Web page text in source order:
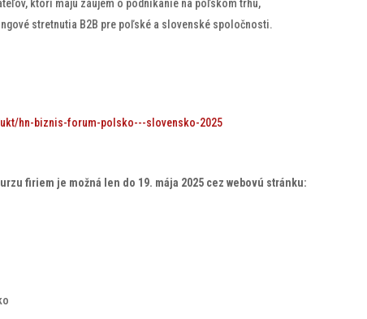
ktorí majú záujem o podnikanie na poľskom trhu,
stretnutia B2B pre poľské a slovenské spoločnosti.
hn-biznis-forum-polsko---slovensko-2025
firiem je možná len do 19. mája 2025 cez webovú stránku: